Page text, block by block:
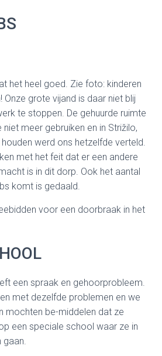
het heel goed. Zie foto: kinderen
Onze grote vijand is daar niet blij
te stoppen. De gehuurde ruimte
niet meer gebruiken en in Strižilo,
werd ons hetzelfde verteld.
met het feit dat er een andere
is in dit dorp. Ook het aantal
komt is gedaald.
voor een doorbraak in het
een spraak en gehoorprobleem.
met dezelfde problemen en we
mochten be-middelen dat ze
een speciale school waar ze in
gaan.